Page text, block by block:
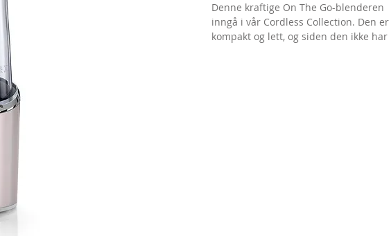
Denne kraftige On The Go-blenderen
inngå i vår Cordless Collection. Den er
kompakt og lett, og siden den ikke har